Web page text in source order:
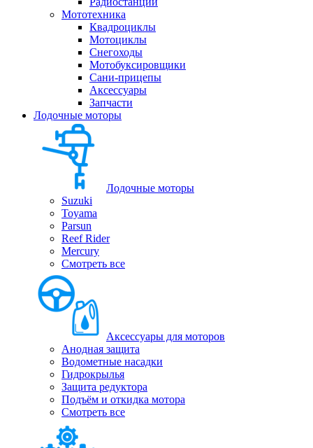
Мототехника
Квадроциклы
Мотоциклы
Снегоходы
Мотобуксировщики
Сани-прицепы
Аксессуары
Запчасти
Лодочные моторы
Лодочные моторы
Suzuki
Toyama
Parsun
Reef Rider
Mercury
Смотреть все
Аксессуары для моторов
Анодная защита
Водометные насадки
Гидрокрылья
Защита редуктора
Подъём и откидка мотора
Смотреть все